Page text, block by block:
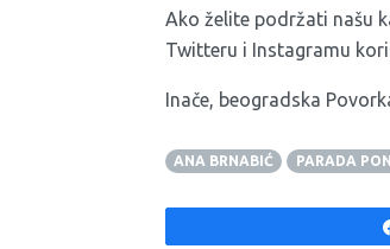
Ako želite podržati našu
Twitteru i Instagramu
Inače, beogradska
ANA BRNABIĆ PARADA